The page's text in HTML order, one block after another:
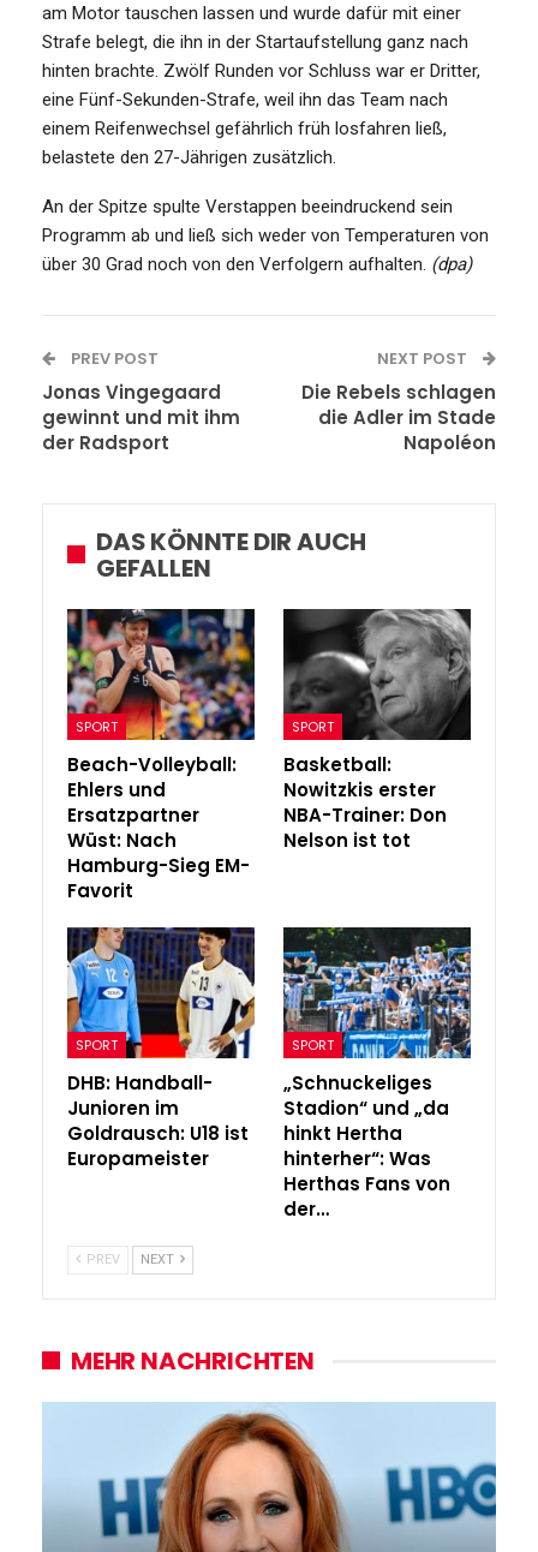
am Motor tauschen lassen und wurde dafür mit einer
Strafe belegt, die ihn in der Startaufstellung ganz nach
hinten brachte. Zwölf Runden vor Schluss war er Dritter,
eine Fünf-Sekunden-Strafe, weil ihn das Team nach
einem Reifenwechsel gefährlich früh losfahren ließ,
belastete den 27-Jährigen zusätzlich.
An der Spitze spulte Verstappen beeindruckend sein
Programm ab und ließ sich weder von Temperaturen von
über 30 Grad noch von den Verfolgern aufhalten. (dpa)
PREV POST
Jonas Vingegaard
gewinnt und mit ihm
der Radsport
NEXT POST
Die Rebels schlagen
die Adler im Stade
Napoléon
DAS KÖNNTE DIR AUCH
GEFALLEN
SPORT
Beach-Volleyball:
Ehlers und
Ersatzpartner
Wüst: Nach
Hamburg-Sieg EM-
Favorit
SPORT
Basketball:
Nowitzkis erster
NBA-Trainer: Don
Nelson ist tot
SPORT
DHB: Handball-
Junioren im
Goldrausch: U18 ist
Europameister
SPORT
„Schnuckeliges
Stadion“ und „da
hinkt Hertha
hinterher“: Was
Herthas Fans von
der…
PREV NEXT
MEHR NACHRICHTEN